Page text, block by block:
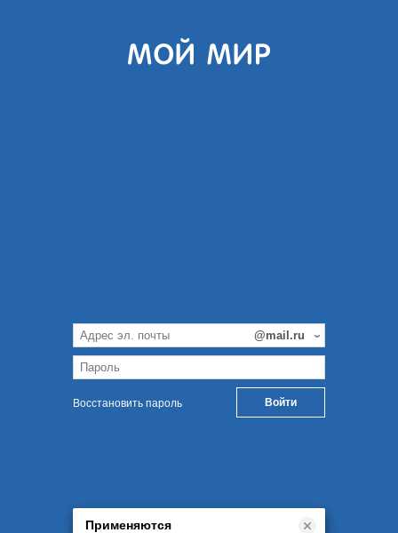
Восстановить пароль
Применяются